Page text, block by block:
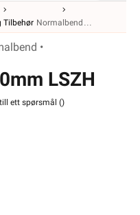
Tilbehør Normalbend
•
LSZH
ett spørsmål ()